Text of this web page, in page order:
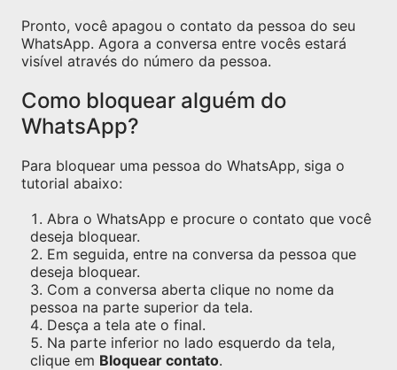
Pronto, você apagou o contato da pessoa do seu
WhatsApp. Agora a conversa entre vocês estará
visível através do número da pessoa.
Como bloquear alguém do
WhatsApp?
Para bloquear uma pessoa do WhatsApp, siga o
tutorial abaixo:
Abra o WhatsApp e procure o contato que você
deseja bloquear.
Em seguida, entre na conversa da pessoa que
deseja bloquear.
Com a conversa aberta clique no nome da
pessoa na parte superior da tela.
Desça a tela ate o final.
Na parte inferior no lado esquerdo da tela,
clique em Bloquear contato.